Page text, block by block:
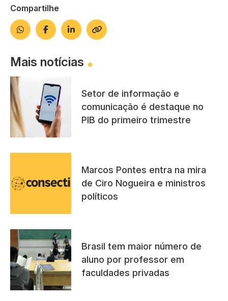
Compartilhe
Mais notícias
Setor de informação e
comunicação é destaque no
PIB do primeiro trimestre
Marcos Pontes entra na mira
de Ciro Nogueira e ministros
políticos
Brasil tem maior número de
aluno por professor em
faculdades privadas